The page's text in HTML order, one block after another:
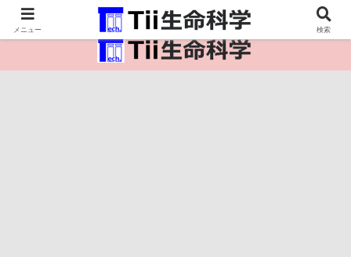
医療保健・生命・生物の情報インフラ。
メニュー 検索